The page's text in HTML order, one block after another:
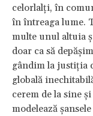
celorlalți, în
în întreaga lume.
multe unul altuia
doar ca să
gândim la justiția
globală
cerem de la sine
modelează